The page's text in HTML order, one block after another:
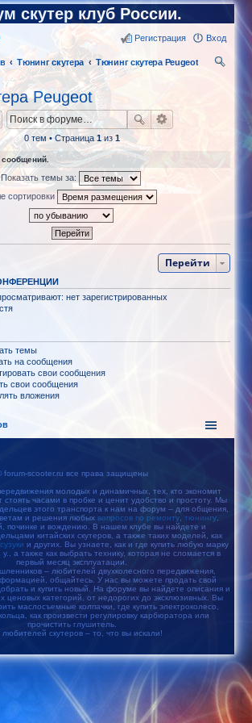
скутер клуб России.
Вход
Регистрация
Тюнинг скутера
Тюнинг скутера Peugeot
Peugeot
0 тем • Страница 1из 1
Показать темы за:
сортировки
Перейти
нет зарегистрированных
темы
на сообщения
свои сообщения
свои сообщения
вложения
forum-scooter.ru все права защищены
молодых и динамичных, тех, кто экономит
часами в пробке и ценит удобство и простоту. Мы
этого транспорта к нам на форум – для общения,
и решения любых вопросов по ремонту тюнингу
починке и вождению. В нашем клубе вы найдете и
китайских скутеров, а также таких моделей, как
сузуки и других. Вы узнаете, как и где купить любую марку
а также как выбрать технику, которая не сломается в
первый месяц эксплуатации.
– любителей двухколесного передвижения,
общайтесь. У нас вы можете продать свой
и купить новый. На форуме вы найдете описания и
ценовых категорий, от недорогих до эксклюзивных. Вы
маслосъемные колпачки, где купить электроколесо,
как произвести регулировку карбюратора или
прочистить глушитель.
любителей скутеров – то, что вы искали!